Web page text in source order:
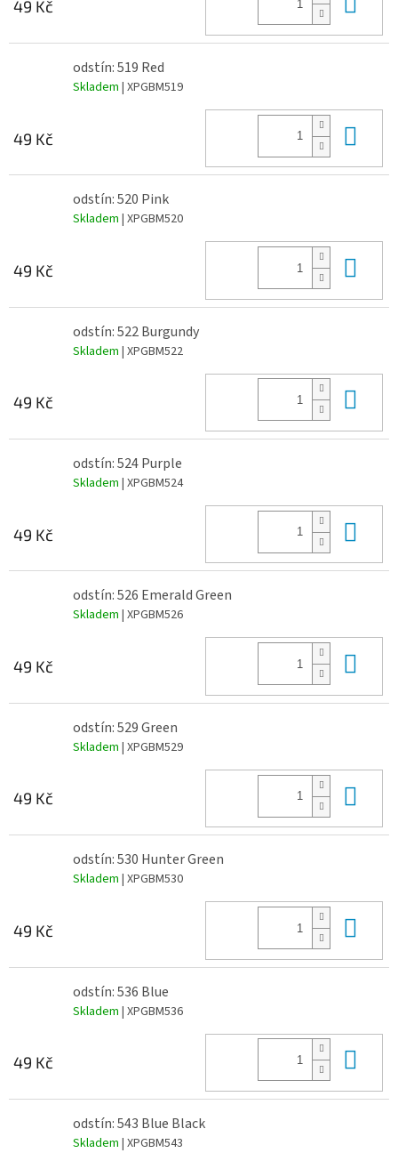
49 Kč
odstín: 519 Red
Skladem | XPGBM519
49 Kč
odstín: 520 Pink
Skladem | XPGBM520
49 Kč
odstín: 522 Burgundy
Skladem | XPGBM522
49 Kč
odstín: 524 Purple
Skladem | XPGBM524
49 Kč
odstín: 526 Emerald Green
Skladem | XPGBM526
49 Kč
odstín: 529 Green
Skladem | XPGBM529
49 Kč
odstín: 530 Hunter Green
Skladem | XPGBM530
49 Kč
odstín: 536 Blue
Skladem | XPGBM536
49 Kč
odstín: 543 Blue Black
Skladem | XPGBM543